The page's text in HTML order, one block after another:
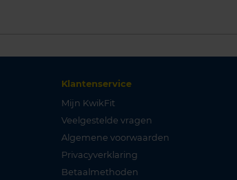
Klantenservice
Mijn KwikFit
Veelgestelde vragen
Algemene voorwaarden
Privacyverklaring
Betaalmethoden